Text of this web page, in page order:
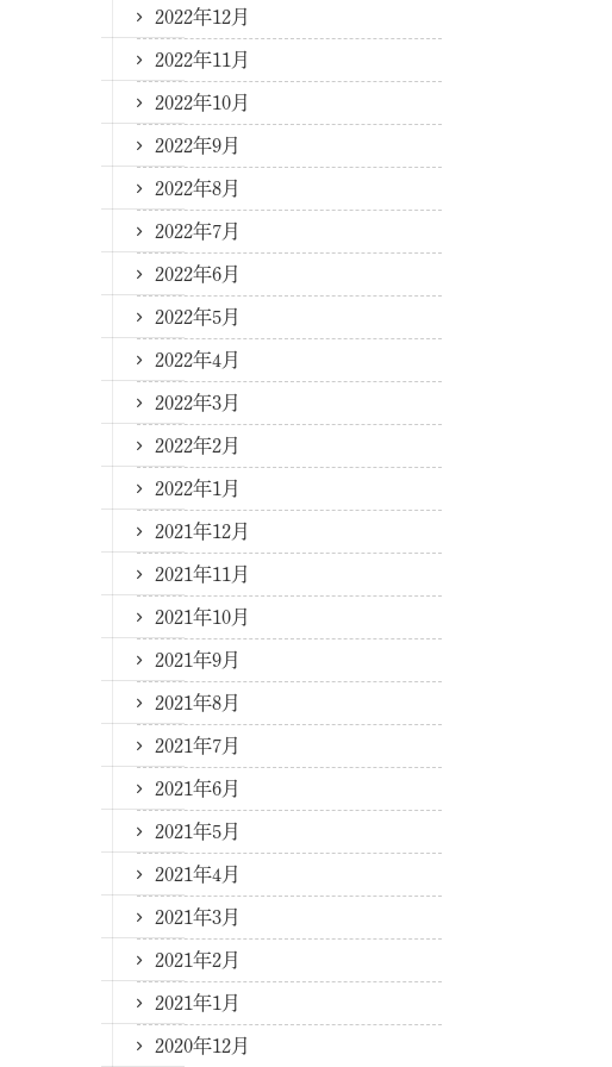
2022年12月
2022年11月
2022年10月
2022年9月
2022年8月
2022年7月
2022年6月
2022年5月
2022年4月
2022年3月
2022年2月
2022年1月
2021年12月
2021年11月
2021年10月
2021年9月
2021年8月
2021年7月
2021年6月
2021年5月
2021年4月
2021年3月
2021年2月
2021年1月
2020年12月